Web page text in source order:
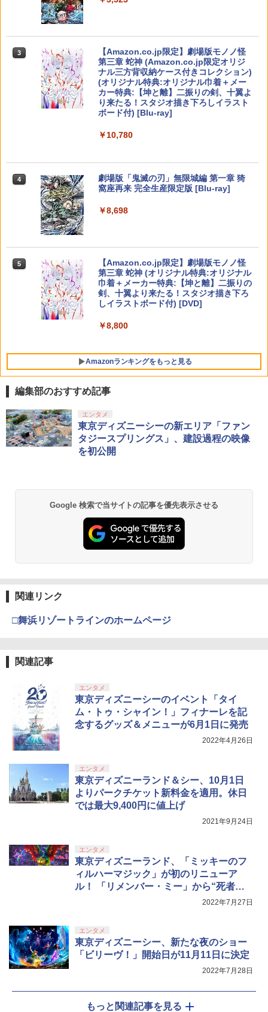
3
ELDEN RING Tarnished Edition 【Swit
ch2】 POT-P-AAF6C
￥7,757
任天堂 スーパー マリオパーティ ジャン
ボリー Nintendo Switch 2 Edition + ジ
ャンボリーTV【Switch 2】 NXSPA7HL
￥7,930
スーパー マリオパーティ ジャンボリー
￥8,170
3
【中古】PS5ソフト ドラゴンクエストVII
￥4,320
【特典】ドラゴンズドグマ 2：ダークア
Lコード)
￥5,090
ジャパン・スペシャル・エディション
￥750
【中古】桃太郎電鉄15 五大ボンビー登
場!の巻
￥857
【中古】Nintendo リングフィット アド
ル・シーニュ】保証期間1週間
]
￥1,369
新劇場版銀魂 -吉原大炎上ー (通常版)【B
lu-ray】 [ 杉田智和 ]
￥4,118
5
アニプレックス ブルーレイディスク
劇場版「鬼滅の刃」無限列車編 通常版
￥4,400
3 Nintendo Switch 2(日本語・国内専用)
￥55,491
ニンテンドープリペイド番号 9000円|オ
ンラインコード版
￥9,000
ニンテンドープリペイド番号 5000円|オ
ンラインコード版
3
【純正品】ディスクドライブ(CFI-ZDD1
J) PlayStation 5
￥11,980
トローラー ミッドナイト ブラック(CFI-
【純正品】DualSense ワイヤレスコン
￥10,737
3
【純正品】Xbox ワイヤレス コントロー
￥8,020
【純正品】Xbox 充電式バッテリー + US
B-C ケーブル
￥2,618
【国内正規品】Thrustmaster スラスト
S5、PS5 Pro、Xbox One、Xbox Serie
￥14,141
3
【Amazon.co.jp限定】劇場版モノノ怪
第三章 蛇神 (Amazon.co.jp限定オリジ
ナル三方背収納ケース付きコレクション)
(オリジナル特典:オリジナル巾着＋メー
カー特典:【坤と離】二振りの剣、十翼よ
り来たる！スタジオ描き下ろしイラスト
ボード付) [Blu-ray]
￥10,780
4
劇場版「鬼滅の刃」無限城編 第一章 猗
窩座再来 完全生産限定版 [Blu-ray]
￥8,698
5
【Amazon.co.jp限定】劇場版モノノ怪
第三章 蛇神 (オリジナル特典:オリジナル
巾着＋メーカー特典:【坤と離】二振りの
剣、十翼より来たる！スタジオ描き下ろ
しイラストボード付) [DVD]
￥8,800
Amazonランキングをもっと見る
編集部のおすすめ記事
エンタメ
東京ディズニーシーの新エリア「ファン
タジースプリングス」、建設過程の映像
を初公開
Google 検索で当サイトの記事を優先表示させる
関連リンク
□舞浜リゾートラインのホームページ
関連記事
エンタメ
東京ディズニーシーのイベント「タイ
ム・トゥ・シャイン！」フィナーレを記
念するグッズ＆メニューが6月1日に発売
2022年4月26日
エンタメ
東京ディズニーランド＆シー、10月1日
よりパークチケット新料金を適用。休日
では最大9,400円に値上げ
2021年9月24日
エンタメ
東京ディズニーランド、「ミッキーのフ
ィルハーマジック」が初のリニューア
ル！ 「リメンバー・ミー」から“死者の
2022年7月27日
エンタメ
東京ディズニーシー、新たな夜のショー
「ビリーヴ！」開始日が11月11日に決定
2022年7月28日
もっと関連記事を見る